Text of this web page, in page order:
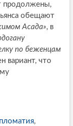
продолжены,
обещают
Асада», в
по беженцам
вариант, что
,